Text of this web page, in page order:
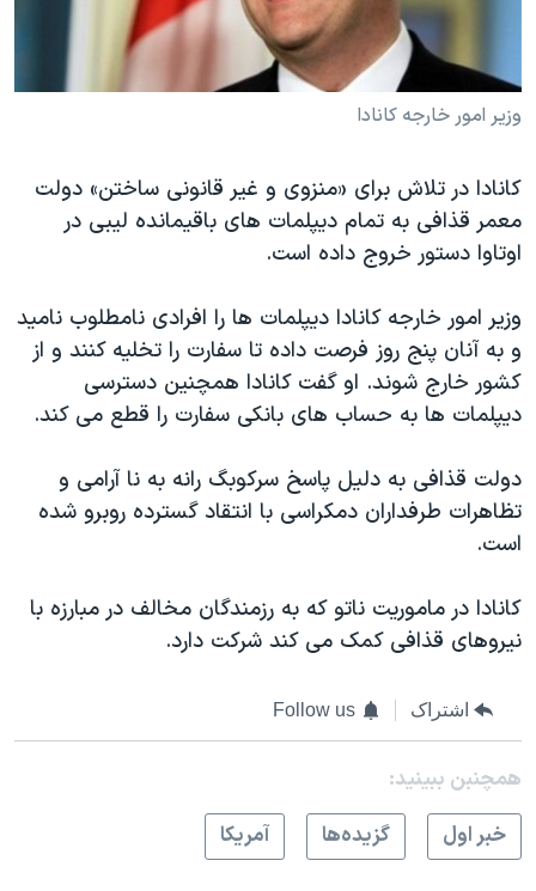
فرهنگ و زندگی
حقوق شهروندی
اقتصادی
اسرائیل در جنگ
گالری عکس
انتخابات ریاست جمهوری آمریکا ۲۰۲۴
حمله جمهوری اسلامی به اسرائیل
ورزش زنان در ایران
اعتراضات زن، زندگی، آزادی
تریبونال مردمی آبان ۹۸
دادگاه حمید نوری
چهل سال گروگان‌گیری
اعتراضات مردمی آبان ۹۸
اسرائیل در جنگ
همایش محافظه‌کاران آمریکا «سی‌پک»
سفر پرزیدنت ترامپ به چین
زبانهای مختلف
وزیر امور خارجه کانادا
کانادا در تلاش برای «منزوی و غیر قانونی ساختن» دولت
معمر قذافی به تمام دیپلمات های باقیمانده لیبی در
اوتاوا دستور خروج داده است.
وزیر امور خارجه کانادا دیپلمات ها را افرادی نامطلوب نامید
و به آنان پنج روز فرصت داده تا سفارت را تخلیه کنند و از
کشور خارج شوند. او گفت کانادا همچنین دسترسی
دیپلمات ها به حساب های بانکی سفارت را قطع می کند.
دولت قذافی به دلیل پاسخ سرکوبگ رانه به نا آرامی و
تظاهرات طرفداران دمکراسی با انتقاد گسترده روبرو شده
است.
کانادا در ماموریت ناتو که به رزمندگان مخالف در مبارزه با
نیروهای قذافی کمک می کند شرکت دارد.
اشتراک Follow us
همچنبن ببینید:
خبر اول
گزيده‌ها آمريکا